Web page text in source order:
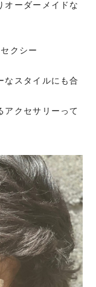
オーダーメイドな
クシー
なスタイルにも合
クセサリーって